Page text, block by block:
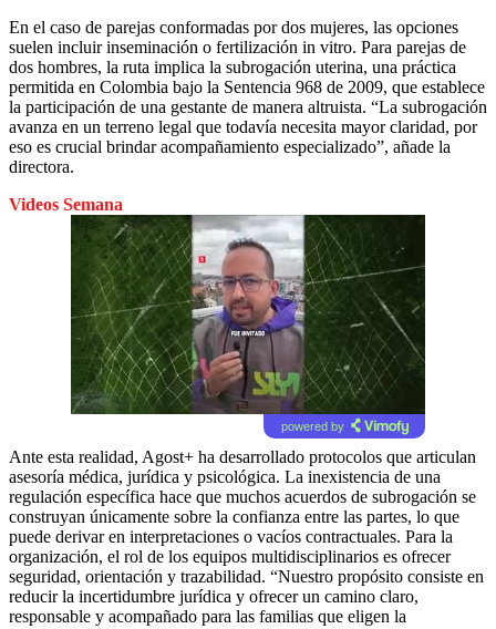
En el caso de parejas conformadas por dos mujeres, las opciones
suelen incluir inseminación o fertilización in vitro. Para parejas de
dos hombres, la ruta implica la subrogación uterina, una práctica
permitida en Colombia bajo la Sentencia 968 de 2009, que establece
la participación de una gestante de manera altruista. “La subrogación
avanza en un terreno legal que todavía necesita mayor claridad, por
eso es crucial brindar acompañamiento especializado”, añade la
directora.
Videos Semana
powered by
Ante esta realidad, Agost+ ha desarrollado protocolos que articulan
asesoría médica, jurídica y psicológica. La inexistencia de una
regulación específica hace que muchos acuerdos de subrogación se
construyan únicamente sobre la confianza entre las partes, lo que
puede derivar en interpretaciones o vacíos contractuales. Para la
organización, el rol de los equipos multidisciplinarios es ofrecer
seguridad, orientación y trazabilidad. “Nuestro propósito consiste en
reducir la incertidumbre jurídica y ofrecer un camino claro,
responsable y acompañado para las familias que eligen la